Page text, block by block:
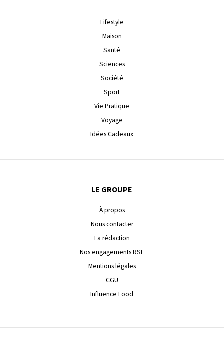
Lifestyle
Maison
Santé
Sciences
Société
Sport
Vie Pratique
Voyage
Idées Cadeaux
LE GROUPE
À propos
Nous contacter
La rédaction
Nos engagements RSE
Mentions légales
CGU
Influence Food